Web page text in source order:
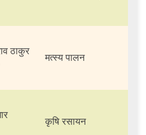
ठाकुर
मत्स्य पालन
कृषि रसायन